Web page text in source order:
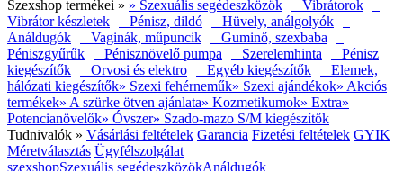
Szexshop termékei » » Szexuális segédeszközök
Vibrátorok
Vibrátor készletek
Pénisz, dildó
Hüvely, análgolyók
Análdugók
Vaginák, műpuncik
Guminő, szexbaba
Péniszgyűrűk
Pénisznövelő pumpa Szerelemhinta
Pénisz
kiegészítők
Orvosi és elektro Egyéb kiegészítők
Elemek,
hálózati kiegészítők» Szexi fehérneműk» Szexi ajándékok» Akciós
termékek» A szürke ötven ajánlata» Kozmetikumok» Extra»
Potencianövelők» Óvszer» Szado-mazo S/M kiegészítők
Tudnivalók » Vásárlási feltételek Garancia Fizetési feltételek GYIK
Méretválasztás Ügyfélszolgálat
szexshopSzexuális segédeszközökAnáldugók